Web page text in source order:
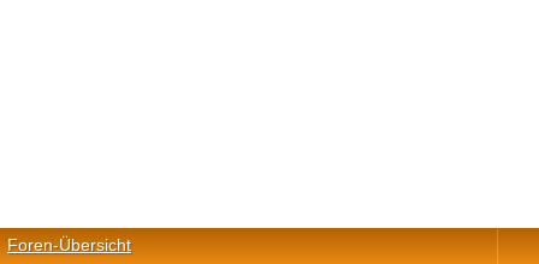
Foren-Übersicht